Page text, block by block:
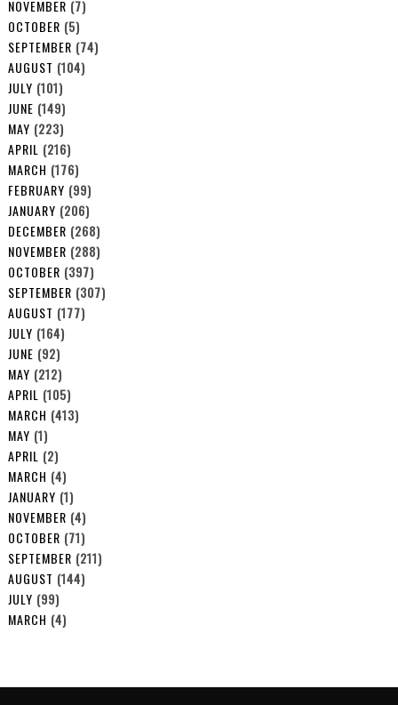
NOVEMBER (7)
OCTOBER (5)
SEPTEMBER (74)
AUGUST (104)
JULY (101)
JUNE (149)
MAY (223)
APRIL (216)
MARCH (176)
FEBRUARY (99)
JANUARY (206)
DECEMBER (268)
NOVEMBER (288)
OCTOBER (397)
SEPTEMBER (307)
AUGUST (177)
JULY (164)
JUNE (92)
MAY (212)
APRIL (105)
MARCH (413)
MAY (1)
APRIL (2)
MARCH (4)
JANUARY (1)
NOVEMBER (4)
OCTOBER (71)
SEPTEMBER (211)
AUGUST (144)
JULY (99)
MARCH (4)